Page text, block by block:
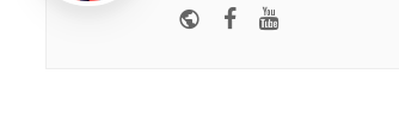
WebsiteFacebook